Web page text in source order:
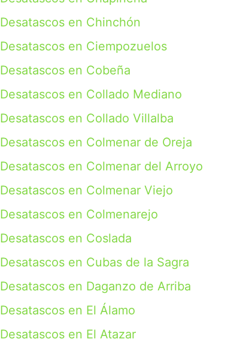
Desatascos en Chinchón
Desatascos en Ciempozuelos
Desatascos en Cobeña
Desatascos en Collado Mediano
Desatascos en Collado Villalba
Desatascos en Colmenar de Oreja
Desatascos en Colmenar del Arroyo
Desatascos en Colmenar Viejo
Desatascos en Colmenarejo
Desatascos en Coslada
Desatascos en Cubas de la Sagra
Desatascos en Daganzo de Arriba
Desatascos en El Álamo
Desatascos en El Atazar